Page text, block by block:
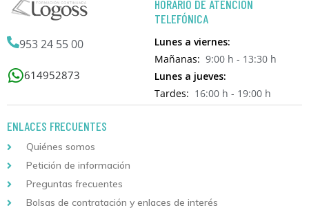
953 24 55 00
614952873
HORARIO DE ATENCIÓN
TELEFÓNICA
Lunes a viernes:
Mañanas: 9:00 h - 13:30 h
Lunes a jueves:
Tardes: 16:00 h - 19:00 h
ENLACES FRECUENTES
Quiénes somos
Petición de información
Preguntas frecuentes
Bolsas de contratación y enlaces de interés